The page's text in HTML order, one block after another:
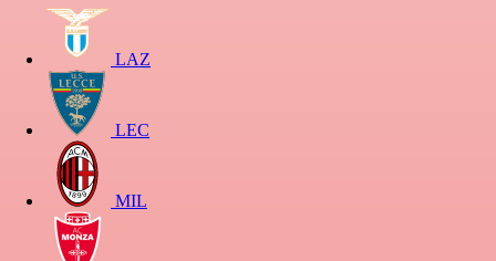
LAZ
LEC
MIL